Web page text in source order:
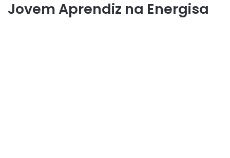
Jovem Aprendiz na Energisa